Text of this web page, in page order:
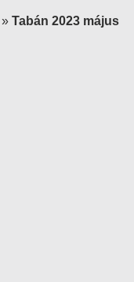
» Tabán 2023 május